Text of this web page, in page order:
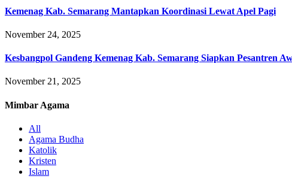
Kemenag Kab. Semarang Mantapkan Koordinasi Lewat Apel Pagi
November 24, 2025
Kesbangpol Gandeng Kemenag Kab. Semarang Siapkan Pesantren
November 21, 2025
Mimbar Agama
All
Agama Budha
Katolik
Kristen
Islam